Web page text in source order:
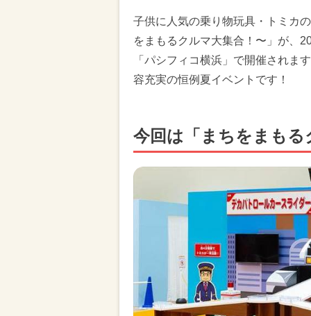
子供に人気の乗り物玩具・トミカ
をまもるクルマ大集合！〜」が、
「パシフィコ横浜」で開催されま
容充実の恒例夏イベントです！
今回は「まちをまも